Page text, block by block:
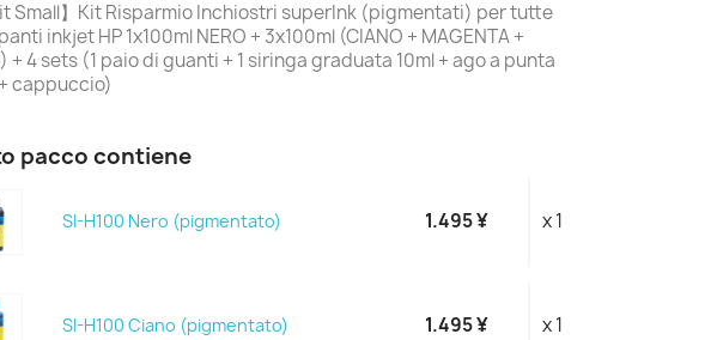
Small】Kit Risparmio Inchiostri superInk (pigmentati) per tutte
inkjet HP 1x100ml NERO + 3x100ml (CIANO + MAGENTA +
+ 4 sets (1 paio di guanti + 1 siringa graduata 10ml + ago a punta
cappuccio)
pacco contiene
SI-H100 Nero (pigmentato) 1.495 ¥ x 1
SI-H100 Ciano (pigmentato) 1.495 ¥ x 1